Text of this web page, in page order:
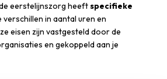
eerstelijnszorg heeftspecifieke
verschillen in aantal uren en
eisen zijn vastgesteld door de
en gekoppeld aan je